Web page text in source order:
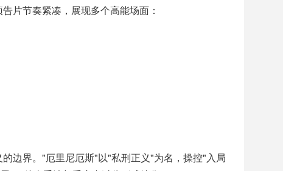
片节奏紧凑，展现多个高能场面：
边界。"厄里尼厄斯"以"私刑正义"为名，操控"入局